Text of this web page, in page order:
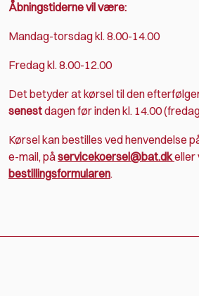
Åbningstiderne vil være:
Mandag-torsdag kl. 8.00-14.00
Fredag kl. 8.00-12.00
Det betyder at kørsel til den
senestdagen før inden kl. 14.00
Kørsel kan bestilles ved henvendelse
e-mail, påservicekoersel@bat.dkeller
bestillingsformularen.